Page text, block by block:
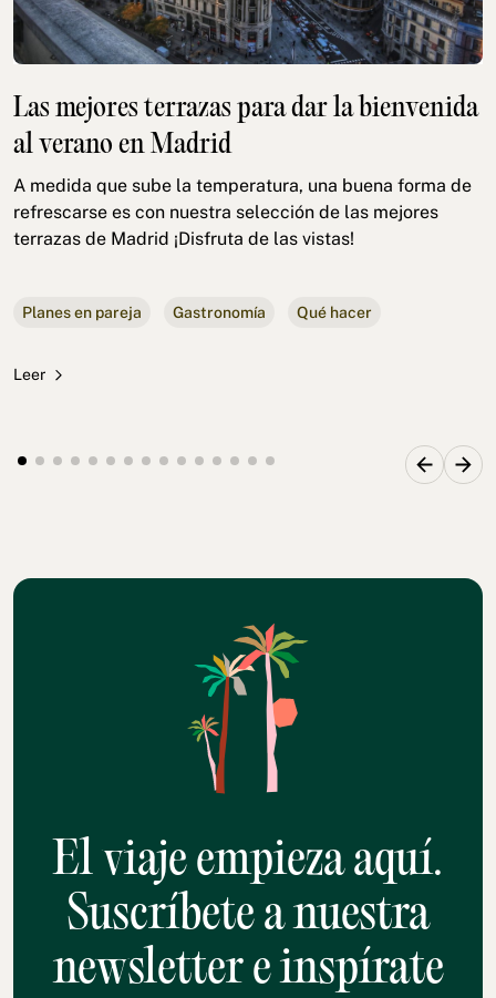
Las mejores terrazas para dar la bienvenida
al verano en Madrid
A medida que sube la temperatura, una buena forma de
refrescarse es con nuestra selección de las mejores
terrazas de Madrid ¡Disfruta de las vistas!
Planes en pareja Gastronomía Qué hacer
Leer
El viaje empieza aquí.
Suscríbete a nuestra
newsletter e inspírate